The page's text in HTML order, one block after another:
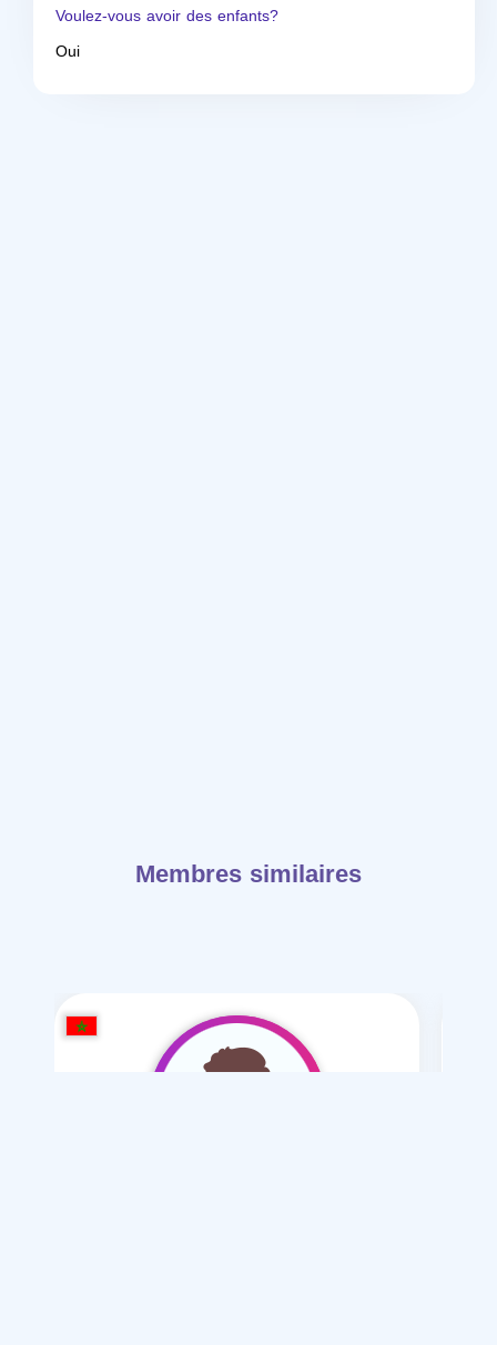
Voulez-vous avoir des enfants?
Oui
Membres similaires